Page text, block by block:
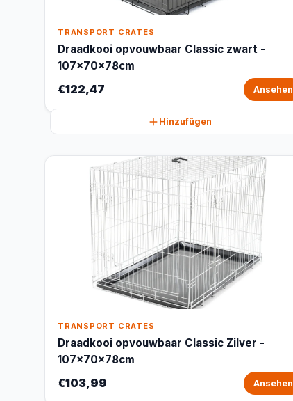
TRANSPORT CRATES
Draadkooi opvouwbaar Classic zwart -
107x70x78cm
€122,47 Ansehen
Hinzufügen
TRANSPORT CRATES
Draadkooi opvouwbaar Classic Zilver -
107x70x78cm
€103,99 Ansehen